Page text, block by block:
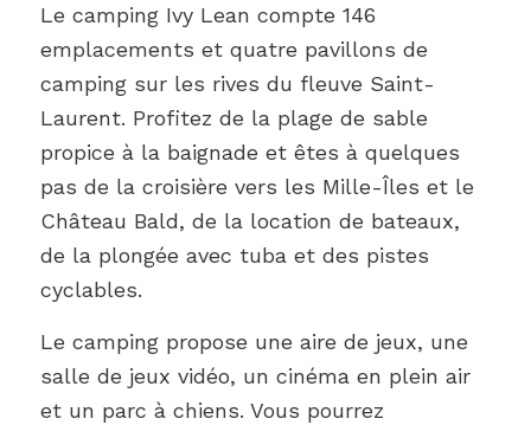
Le camping Ivy Lean compte 146
emplacements et quatre pavillons de
camping sur les rives du fleuve Saint-
Laurent. Profitez de la plage de sable
propice à la baignade et êtes à quelques
pas de la croisière vers les Mille-Îles et le
Château Bald, de la location de bateaux,
de la plongée avec tuba et des pistes
cyclables.
Le camping propose une aire de jeux, une
salle de jeux vidéo, un cinéma en plein air
et un parc à chiens. Vous pourrez